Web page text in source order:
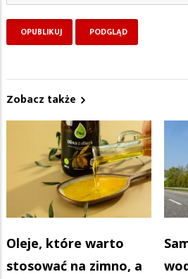
Zobacz także
Oleje, które warto
stosować na zimno, a